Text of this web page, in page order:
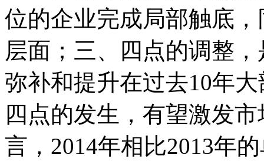
位的企业完成局部触底
层面；三、四点的调整
弥补和提升在过去10年
四点的发生，有望激发
言，2014年相比2013年